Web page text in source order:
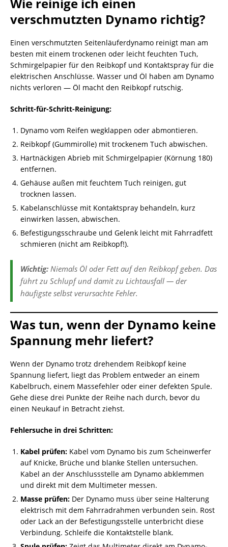
Wie reinige ich einen
verschmutzten Dynamo richtig?
Einen verschmutzten Seitenläuferdynamo reinigt man am
besten mit einem trockenen oder leicht feuchten Tuch,
Schmirgelpapier für den Reibkopf und Kontaktspray für die
elektrischen Anschlüsse. Wasser und Öl haben am Dynamo
nichts verloren — Öl macht den Reibkopf rutschig.
Schritt-für-Schritt-Reinigung:
Dynamo vom Reifen wegklappen oder abmontieren.
Reibkopf (Gummirolle) mit trockenem Tuch abwischen.
Hartnäckigen Abrieb mit Schmirgelpapier (Körnung 180)
entfernen.
Gehäuse außen mit feuchtem Tuch reinigen, gut
trocknen lassen.
Kabelanschlüsse mit Kontaktspray behandeln, kurz
einwirken lassen, abwischen.
Befestigungsschraube und Gelenk leicht mit Fahrradfett
schmieren (nicht am Reibkopf!).
Wichtig: Niemals Öl oder Fett auf den Reibkopf geben. Das
führt zu Schlupf und damit zu Lichtausfall — der
häufigste selbst verursachte Fehler.
Was tun, wenn der Dynamo keine
Spannung mehr liefert?
Wenn der Dynamo trotz drehendem Reibkopf keine
Spannung liefert, liegt das Problem entweder an einem
Kabelbruch, einem Massefehler oder einer defekten Spule.
Gehe diese drei Punkte der Reihe nach durch, bevor du
einen Neukauf in Betracht ziehst.
Fehlersuche in drei Schritten:
Kabel prüfen: Kabel vom Dynamo bis zum Scheinwerfer
auf Knicke, Brüche und blanke Stellen untersuchen.
Kabel an der Anschlussstelle am Dynamo abklemmen
und direkt mit dem Multimeter messen.
Masse prüfen: Der Dynamo muss über seine Halterung
elektrisch mit dem Fahrradrahmen verbunden sein. Rost
oder Lack an der Befestigungsstelle unterbricht diese
Verbindung. Schleife die Kontaktstelle blank.